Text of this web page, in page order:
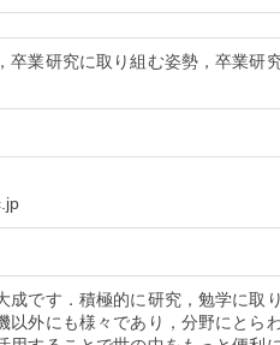
卒業研究に取り組む姿勢，卒業研
です．積極的に研究，勉学に取
以外にも様々であり，分野にとら